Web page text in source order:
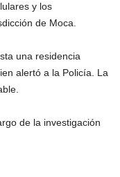
y los
de Moca.
una residencia
alertó a la Policía. La
de la investigación